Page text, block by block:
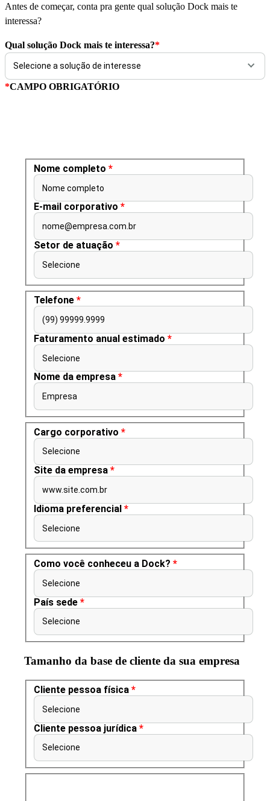
Antes de começar, conta pra gente qual solução Dock mais te
interessa?
Qual solução Dock mais te interessa?*
*CAMPO OBRIGATÓRIO
Nome completo *
Nome completo
E-mail corporativo *
nome@empresa.com.br
Setor de atuação *
Selecione
Telefone *
(99) 99999.9999
Faturamento anual estimado *
Selecione
Nome da empresa *
Empresa
Cargo corporativo *
Selecione
Site da empresa *
www.site.com.br
Idioma preferencial *
Selecione
Como você conheceu a Dock? *
Selecione
País sede *
Selecione
Tamanho da base de cliente da sua empresa
Cliente pessoa física *
Selecione
Cliente pessoa jurídica *
Selecione